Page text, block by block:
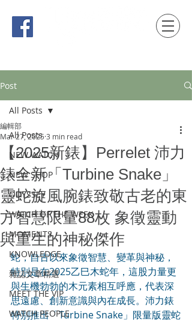
Post
All Posts
NEW WATCH
NEW SHOP
ODYSSEY
WATCH OF THE WEEK
MOMENTS
KNOWLEDGE
雜誌文章精選
MEET THE VIP
WATCH PEOPLE
All Posts
【2025新錶】Perrelet 沛力
錶全新「Turbine Snake」
靈蛇旋風腕錶致敬古老的東
方智慧限量88枚 象徵靈動
與重生的神秘傑作
編輯部
Mar 27, 2025 3 min read
蛇，自古以來象徵智慧、變革與神秘，
特別是在2025乙巳木蛇年，這股力量更
與生機勃勃的木元素相互呼應，代表深
思遠慮、創新意識與內在成長。沛力錶
特別推出「Turbine Snake」限量版靈蛇